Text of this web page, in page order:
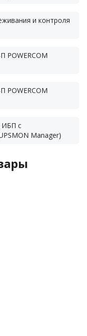
и контроля
POWERCOM
POWERCOM
ИБП с
Manager)